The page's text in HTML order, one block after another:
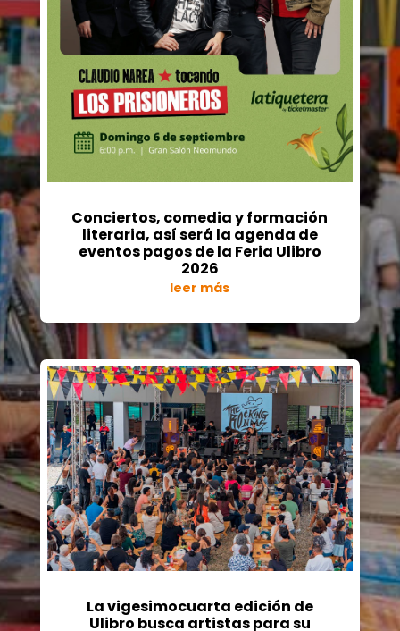
Conciertos, comedia y formación
literaria, así será la agenda de
eventos pagos de la Feria Ulibro
2026
leer más
La vigesimocuarta edición de
Ulibro busca artistas para su